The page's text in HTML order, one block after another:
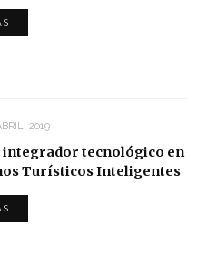
2019
integrador tecnológico en
Turísticos Inteligentes